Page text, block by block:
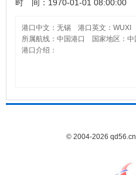
时 间：1970-01-01 08:00:00
港口中文：无锡 港口英文：WUXI
所属航线：中国港口 国家地区：中
港口介绍：
© 2004-2026